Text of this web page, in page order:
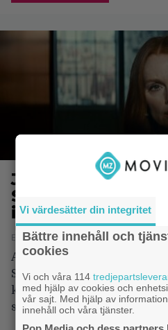
Julianne Moore
Sweeney spelar
i ny thriller
Erika Jarhed - 9.3.2023 10:00
Apple TV+ verkar inte snåla
Sydney Sweeney får
kommande film ”Echo
sommar.
Vi värdesätter din integritet
Bättre innehåll och
cookies
Vi och våra 114
med hjälp av cookies och
vår sajt. Med hjälp av
innehåll och våra tjänster.